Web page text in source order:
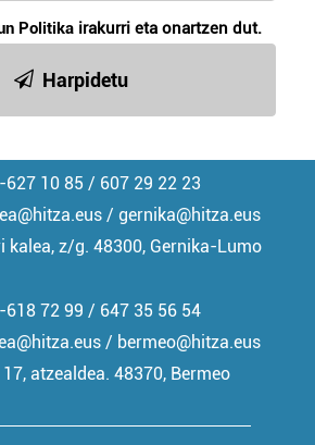
Politika irakurri eta onartzen dut.
Harpidetu
627 10 85 / 607 29 22 23
/ gernika@hitza.eus
kalea, z/g. 48300, Gernika-Lumo
618 72 99 / 647 35 56 54
/ bermeo@hitza.eus
atzealdea. 48370, Bermeo